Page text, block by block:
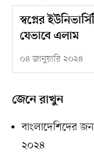
স্বপ্নের
যেভাবে এলাম
০৪ জানুয়ারি ২০২৪
জেনে রাখুন
বাংলাদেশিদের
২০২৪